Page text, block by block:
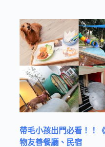
帶毛小孩出門必看！！
物友善餐廳、民宿